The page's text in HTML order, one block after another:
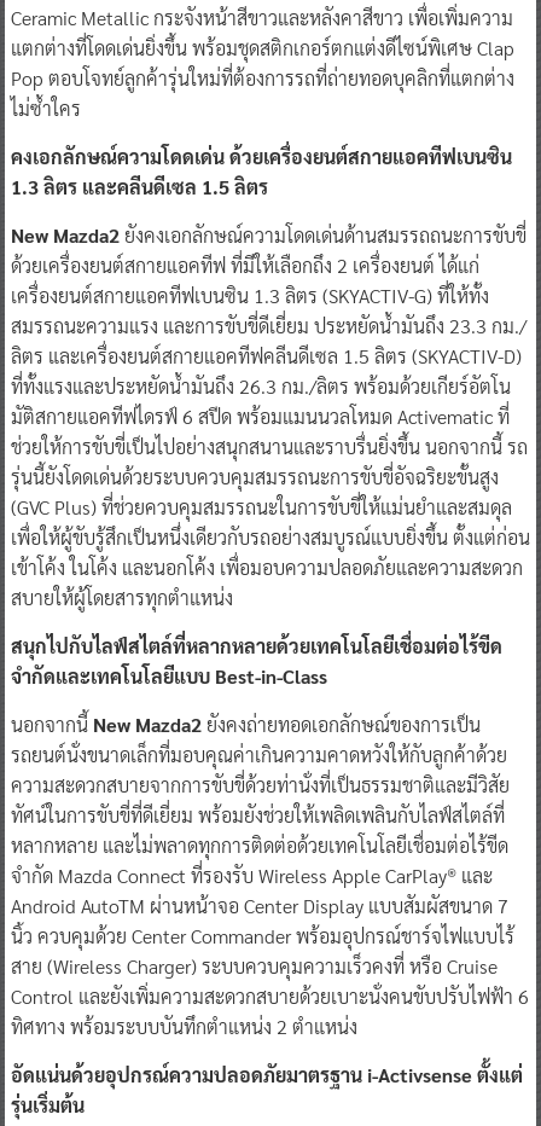
Ceramic Metallic กระจังหน้าสีขาวและหลังคาสีขาว เพื่อเพิ่มความ
แตกต่างที่โดดเด่นยิ่งขึ้น พร้อมชุดสติกเกอร์ตกแต่งดีไซน์พิเศษ Clap
Pop ตอบโจทย์ลูกค้ารุ่นใหม่ที่ต้องการรถที่ถ่ายทอดบุคลิกที่แตกต่าง
ไม่ซ้ำใคร
คงเอกลักษณ์ความโดดเด่น ด้วยเครื่องยนต์สกายแอคทีฟเบนซิน
1.3 ลิตร และคลีนดีเซล 1.5 ลิตร
New Mazda2 ยังคงเอกลักษณ์ความโดดเด่นด้านสมรรถถนะการขับขี่
ด้วยเครื่องยนต์สกายแอคทีฟ ที่มีให้เลือกถึง 2 เครื่องยนต์ ได้แก่
เครื่องยนต์สกายแอคทีฟเบนซิน 1.3 ลิตร (SKYACTIV-G) ที่ให้ทั้ง
สมรรถนะความแรง และการขับขี่ดีเยี่ยม ประหยัดน้ำมันถึง 23.3 กม./
ลิตร และเครื่องยนต์สกายแอคทีฟคลีนดีเซล 1.5 ลิตร (SKYACTIV-D)
ที่ทั้งแรงและประหยัดน้ำมันถึง 26.3 กม./ลิตร พร้อมด้วยเกียร์อัตโน
มัติสกายแอคทีฟไดรฟ์ 6 สปีด พร้อมแมนนวลโหมด Activematic ที่
ช่วยให้การขับขี่เป็นไปอย่างสนุกสนานและราบรื่นยิ่งขึ้น นอกจากนี้ รถ
รุ่นนี้ยังโดดเด่นด้วยระบบควบคุมสมรรถนะการขับขี่อัจฉริยะขั้นสูง
(GVC Plus) ที่ช่วยควบคุมสมรรถนะในการขับขี่ให้แม่นยําและสมดุล
เพื่อให้ผู้ขับรู้สึกเป็นหนึ่งเดียวกับรถอย่างสมบูรณ์แบบยิ่งขึ้น ตั้งแต่ก่อน
เข้าโค้ง ในโค้ง และนอกโค้ง เพื่อมอบความปลอดภัยและความสะดวก
สบายให้ผู้โดยสารทุกตำแหน่ง
สนุกไปกับไลฟ์สไตล์ที่หลากหลายด้วยเทคโนโลยีเชื่อมต่อไร้ขีด
จำกัดและเทคโนโลยีแบบ Best-in-Class
นอกจากนี้ New Mazda2ยังคงถ่ายทอดเอกลักษณ์ของการเป็น
รถยนต์นั่งขนาดเล็กที่มอบคุณค่าเกินความคาดหวังให้กับลูกค้าด้วย
ความสะดวกสบายจากการขับขี่ด้วยท่านั่งที่เป็นธรรมชาติและมีวิสัย
ทัศน์ในการขับขี่ที่ดีเยี่ยม พร้อมยังช่วยให้เพลิดเพลินกับไลฟ์สไตล์ที่
หลากหลาย และไม่พลาดทุกการติดต่อด้วยเทคโนโลยีเชื่อมต่อไร้ขีด
จำกัด Mazda Connect ที่รองรับ Wireless Apple CarPlay® และ
Android AutoTM ผ่านหน้าจอ Center Display แบบสัมผัสขนาด 7
นิ้ว ควบคุมด้วย Center Commander พร้อมอุปกรณ์ชาร์จไฟแบบไร้
สาย (Wireless Charger) ระบบควบคุมความเร็วคงที่ หรือ Cruise
Control และยังเพิ่มความสะดวกสบายด้วยเบาะนั่งคนขับปรับไฟฟ้า 6
ทิศทาง พร้อมระบบบันทึกตำแหน่ง 2 ตำแหน่ง
อัดแน่นด้วยอุปกรณ์ความปลอดภัยมาตรฐาน i-Activsense ตั้งแต่
รุ่นเริ่มต้น